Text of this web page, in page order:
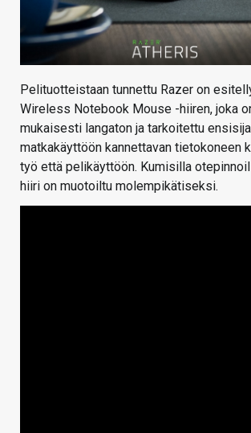
HAKU
Pelituotteistaan tunnettu Razer on
Wireless Notebook Mouse -hiiren, joka
mukaisesti langaton ja tarkoitettu
matkakäyttöön kannettavan tietokoneen
työ että pelikäyttöön. Kumisilla
hiiri on muotoiltu molempikätiseksi.